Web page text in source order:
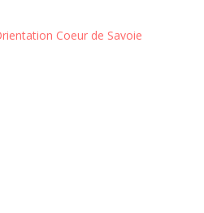
Coeur de Savoie